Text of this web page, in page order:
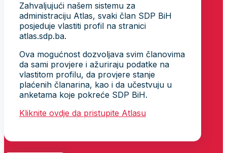
Zahvaljujući našem sistemu za
administraciju Atlas, svaki član SDP BiH
posjeduje vlastiti profil na stranici
atlas.sdp.ba.
Ova mogućnost dozvoljava svim članovima
da sami provjere i ažuriraju podatke na
vlastitom profilu, da provjere stanje
plaćenih članarina, kao i da učestvuju u
anketama koje pokreće SDP BiH.
Kliknite ovdje da pristupite Atlasu